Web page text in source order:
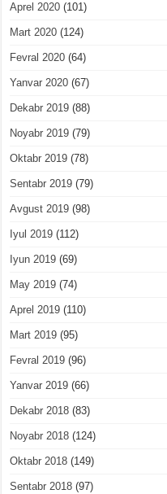
Aprel 2020 (101)
Mart 2020 (124)
Fevral 2020 (64)
Yanvar 2020 (67)
Dekabr 2019 (88)
Noyabr 2019 (79)
Oktabr 2019 (78)
Sentabr 2019 (79)
Avgust 2019 (98)
Iyul 2019 (112)
Iyun 2019 (69)
May 2019 (74)
Aprel 2019 (110)
Mart 2019 (95)
Fevral 2019 (96)
Yanvar 2019 (66)
Dekabr 2018 (83)
Noyabr 2018 (124)
Oktabr 2018 (149)
Sentabr 2018 (97)